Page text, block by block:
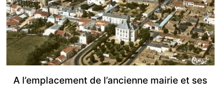
A l’emplacement de l’ancienne mairie et ses